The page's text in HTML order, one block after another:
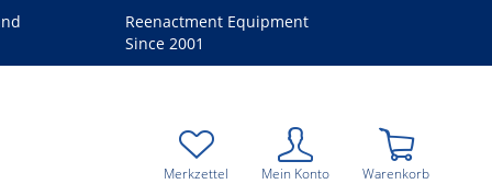
Reenactment Equipment
Since 2001
Merkzettel Mein Konto Warenkorb